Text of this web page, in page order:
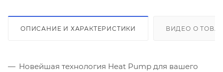
ОПИСАНИЕ И ХАРАКТЕРИСТИКИ ВИДЕО О
Новейшая технология Heat Pump для вашего